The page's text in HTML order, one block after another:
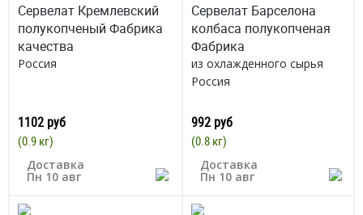
Сервелат Кремлевский
полукопченый Фабрика
качества
Россия
1102 руб
(0.9 кг)
Доставка
Пн 10 авг
Сервелат Барселона
колбаса полукопченая
Фабрика
из охлажденного сырья
Россия
992 руб
(0.8 кг)
Доставка
Пн 10 авг